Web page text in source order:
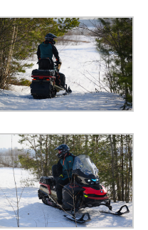
Гидравлическая
усиленная тормозная
система
Ручной
3250 мм